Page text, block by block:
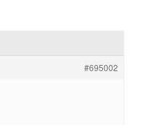
#695002